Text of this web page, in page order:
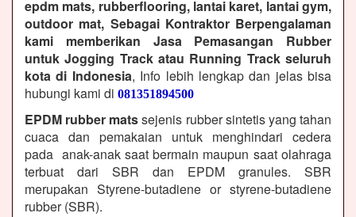
epdm mats, rubberflooring, lantai karet, lantai gym,
outdoor mat, Sebagai Kontraktor Berpengalaman
kami memberikan Jasa Pemasangan Rubber
untuk Jogging Track atau Running Track seluruh
kota di Indonesia, Info lebih lengkap dan jelas bisa
hubungi kami di 081351894500
EPDM rubber matssejenis rubber sintetis yang tahan
cuaca dan pemakaian untuk menghindari cedera
pada anak-anak saat bermain maupun saat olahraga
terbuat dari SBR dan EPDM granules. SBR
merupakan Styrene-butadiene or styrene-butadiene
rubber (SBR).